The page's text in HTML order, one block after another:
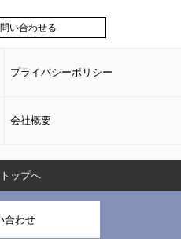
い合わせる
プライバシーポリシー
会社概要
ップへ
合わせ